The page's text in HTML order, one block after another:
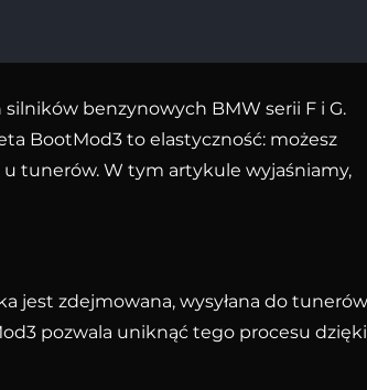
benzynowych BMW serii F i G.
BootMod3 to elastyczność: możesz
tunerów. W tym artykule wyjaśniamy,
jest zdejmowana, wysyłana do
pozwala uniknąć tego procesu dzięki